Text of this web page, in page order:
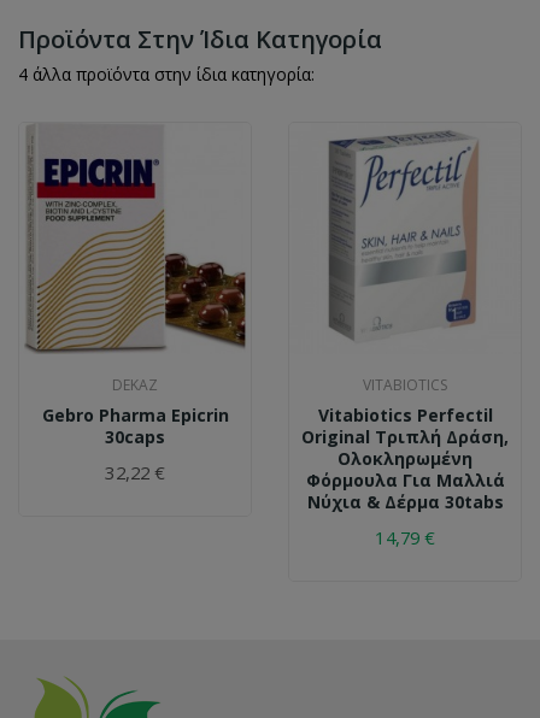
Προϊόντα Στην Ίδια Κατηγορία
4 άλλα προϊόντα στην ίδια κατηγορία:
DEKAZ
Gebro Pharma Epicrin
30caps
32,22 €
VITABIOTICS
Vitabiotics Perfectil
Original Τριπλή Δράση,
Ολοκληρωμένη
Φόρμουλα Για Μαλλιά
Νύχια & Δέρμα 30tabs
14,79 €